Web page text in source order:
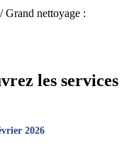
/Grand nettoyage :
les services
2026